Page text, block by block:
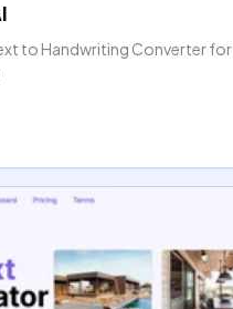
to Handwriting Converter for